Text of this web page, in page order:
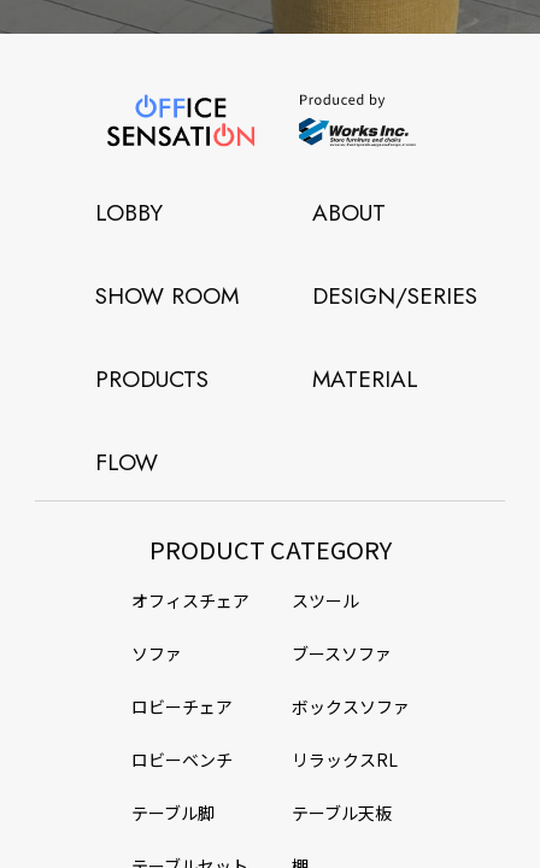
LOBBY ABOUT
SHOW ROOM DESIGN/SERIES
PRODUCTS MATERIAL
FLOW
PRODUCT CATEGORY
オフィスチェア スツール
ソファ ブースソファ
ロビーチェア ボックスソファ
ロビーベンチ リラックスRL
テーブル脚 テーブル天板